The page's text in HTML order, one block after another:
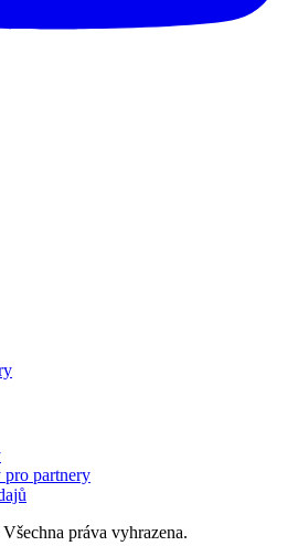
partnery
práva vyhrazena.